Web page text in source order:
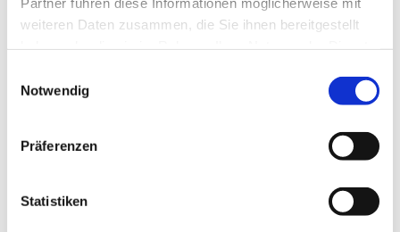
weiteren Daten zusammen, die Sie ihnen bereitgestellt
Notwendig
Präferenzen
Statistiken